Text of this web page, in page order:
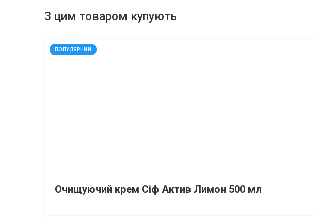
З цим товаром купують
ПОПУЛЯРНИЙ
код: 12007
Очищуючий крем Сіф Актив Лимон 500 мл